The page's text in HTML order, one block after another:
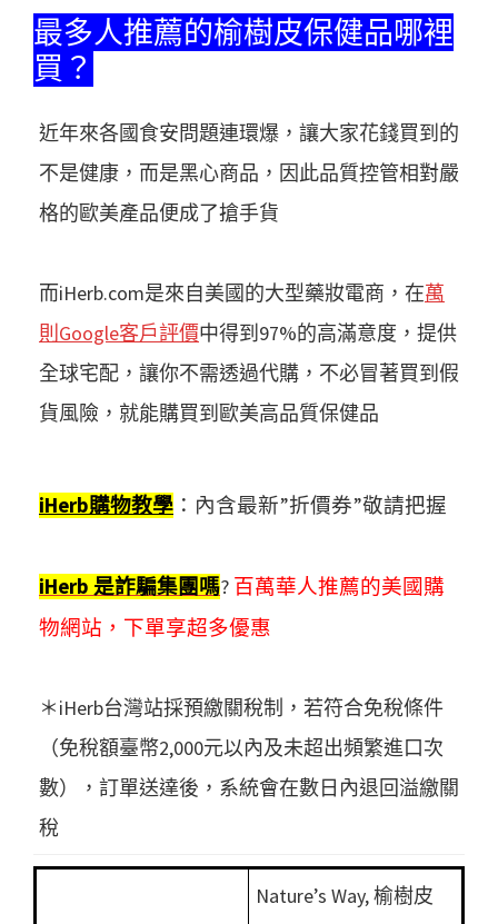
最多人推薦的榆樹皮保健品哪裡
買？
近年來各國食安問題連環爆，讓大家花錢買到的
不是健康，而是黑心商品，因此品質控管相對嚴
格的歐美產品便成了搶手貨
而iHerb.com是來自美國的大型藥妝電商，在萬
則Google客戶評價中得到97%的高滿意度，提供
全球宅配，讓你不需透過代購，不必冒著買到假
貨風險，就能購買到歐美高品質保健品
iHerb購物教學 ：內含最新”折價券”敬請把握
iHerb 是詐騙集團嗎? 百萬華人推薦的美國購
物網站，下單享超多優惠
＊iHerb台灣站採預繳關稅制，若符合免稅條件
（免稅額臺幣2,000元以內及未超出頻繁進口次
數），訂單送達後，系統會在數日內退回溢繳關
稅
Nature’s Way, 榆樹皮